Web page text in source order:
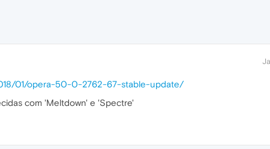
01/opera-50-0-2762-67-stable-update/
com 'Meltdown' e 'Spectre'